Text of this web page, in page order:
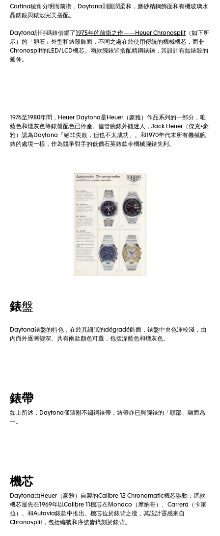
Cortina稜角分明而前衛，Daytona則圓潤柔和，磨砂精鋼飾面和有機玻璃水
晶錶鏡與錶殼完美搭配。
Daytona計時碼錶借鑑了1975年的前衛之作——Heuer Chronosplit（如下所
示）的「卵石」外型和錶殼飾面，不同之處在於使用傳統的機械機芯，而非
Chronosplit的LED/LCD機芯。兩款腕錶皆搭配精鋼錶鍊，其設計有如錶殼的
延伸。
1976至1980年間，Heuer Daytona是Heuer（豪雅）作品系列的一部分，唯
藍色和煙灰色等錶盤配色已停產。儘管腕錶外觀迷人，Jack Heuer（傑克•豪
雅）認為Daytona「絕非失敗，但也不太成功」。和1970年代末所有機械腕
錶的處境一樣，作為競爭對手的低價石英錶款令機械腕錶失利。
錶盤
Daytona錶盤的特色，在於其細膩的dégradé飾面，錶盤中央色澤較淺，由
內而外逐漸變深。共有兩款顏色可選，包括深藍色和煙灰色。
錶帶
如上所述，Daytona僅隨附不鏽鋼錶帶，錶帶亦已與腕錶的「頭部」融而為
一。
機芯
Daytona由Heuer（豪雅）自製的Calibre 12 Chronomatic機芯驅動；這款
機芯最先在1969年以Calibre 11機芯在Monaco（摩納哥）、Carrera（卡萊
拉）、和Autavia錶款中推出。機芯位於錶背之後，其設計靈感來自
Chronosplit，包括編號和序號皆鐫刻於錶背。